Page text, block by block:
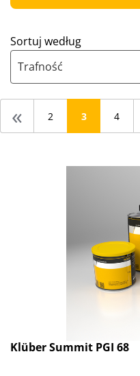
Sortuj według
Trafność
« 2 3 4
Klüber Summit PGI 68